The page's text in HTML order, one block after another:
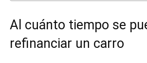
Al cuánto tiempo se
refinanciar un carro